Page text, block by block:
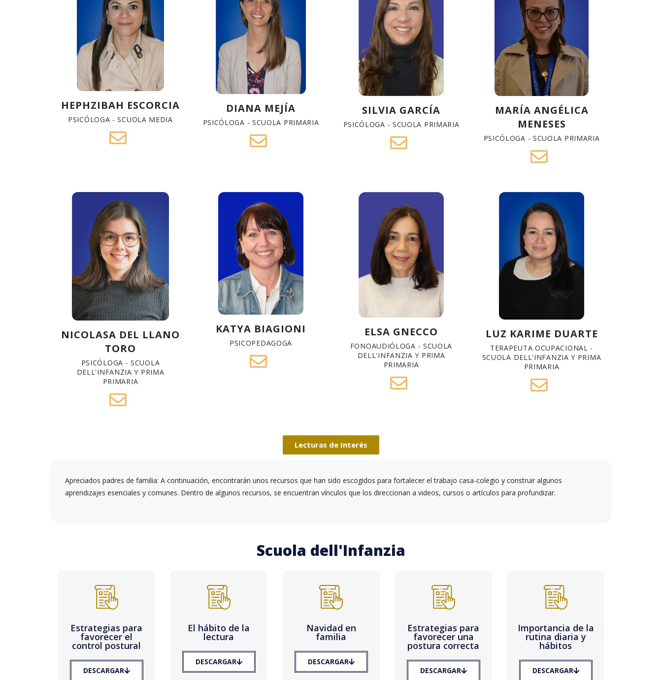
HEPHZIBAH ESCORCIA
PSICÓLOGA - SCUOLA MEDIA
DIANA MEJÍA
PSICÓLOGA - SCUOLA PRIMARIA
SILVIA GARCÍA
PSICÓLOGA - SCUOLA PRIMARIA
MARÍA ANGÉLICA
MENESES
PSICÓLOGA - SCUOLA PRIMARIA
NICOLASA DEL LLANO
TORO
PSICÓLOGA - SCUOLA
DELL'INFANZIA Y PRIMA
PRIMARIA
KATYA BIAGIONI
PSICOPEDAGOGA
ELSA GNECCO
FONOAUDIÓLOGA - SCUOLA
DELL'INFANZIA Y PRIMA
PRIMARIA
LUZ KARIME DUARTE
TERAPEUTA OCUPACIONAL -
SCUOLA DELL'INFANZIA Y PRIMA
PRIMARIA
Lecturas de Interés
Apreciados padres de familia: A continuación, encontrarán unos recursos que han sido escogidos para fortalecer el trabajo casa-colegio y construir algunos
aprendizajes esenciales y comunes. Dentro de algunos recursos, se encuentran vínculos que los direccionan a videos, cursos o artículos para profundizar.
Scuola dell'Infanzia
Estrategias para
favorecer el
control postural
DESCARGAR
El hábito de la
lectura
DESCARGAR
Navidad en
familia
DESCARGAR
Estrategias para
favorecer una
postura correcta
DESCARGAR
Importancia de la
rutina diaria y
hábitos
DESCARGAR